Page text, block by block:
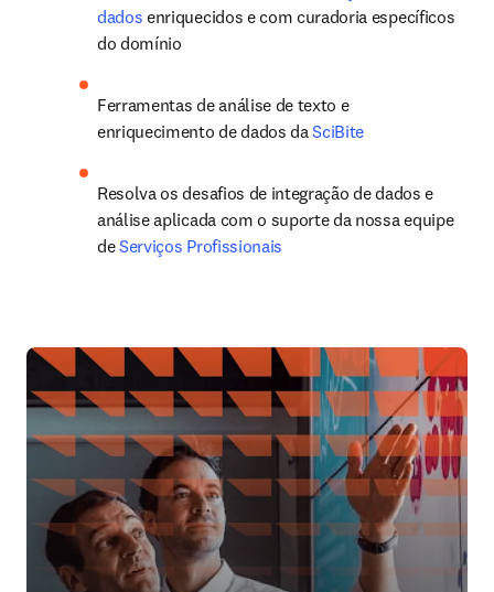
dados enriquecidos e com curadoria específicos
do domínio
Ferramentas de análise de texto e
enriquecimento de dados da SciBite
Resolva os desafios de integração de dados e
análise aplicada com o suporte da nossa equipe
de Serviços Profissionais